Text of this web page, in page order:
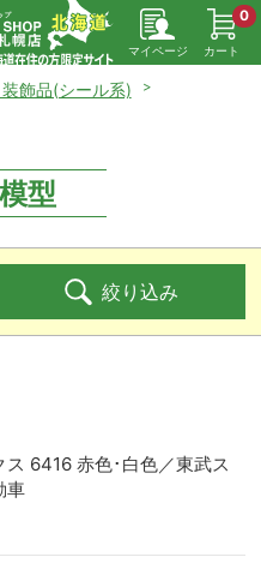
マイページ カート
0
飾品(シール系)
型
絞り込み
ス 6416 赤色･白色／東武ス
車